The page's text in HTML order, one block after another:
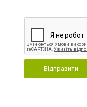
Відправити